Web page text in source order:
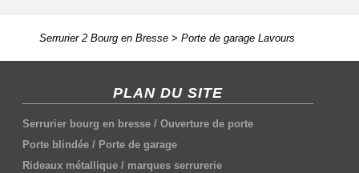
Serrurier 2 Bourg en Bresse> Porte de garage Lavours
PLAN DU SITE
Serrurier bourg en bresse /Ouverture de porte
Porte blindée / Porte de garage
Rideaux métallique / marques serrurerie